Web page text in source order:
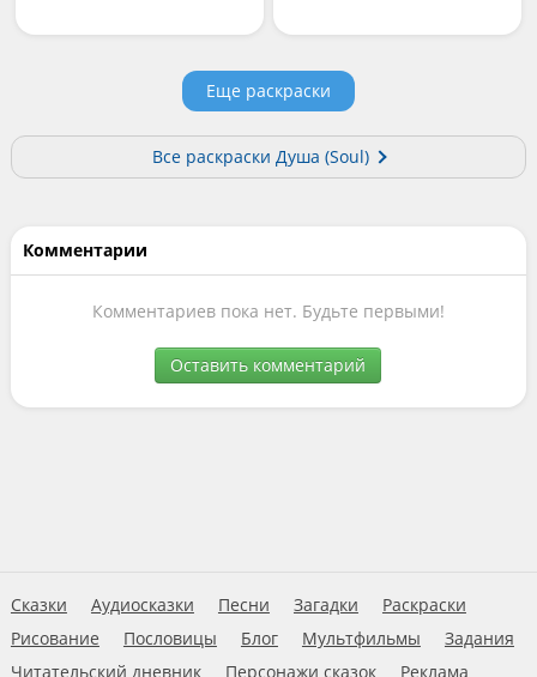
Еще раскраски
Все раскраски Душа (Soul)
Комментарии
Комментариев пока нет. Будьте первыми!
Оставить комментарий
Сказки Аудиосказки Песни Загадки
Раскраски
Рисование
Пословицы Блог Мультфильмы
Задания
Читательский дневник
Персонажи сказок Реклама